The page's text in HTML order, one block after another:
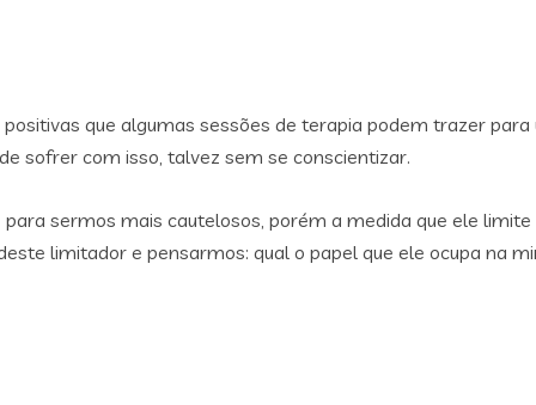
que algumas sessões de terapia podem trazer
sofrer com isso, talvez sem se conscientizar.
sermos mais cautelosos, porém a medida que ele
limitador e pensarmos: qual o papel que ele ocupa na